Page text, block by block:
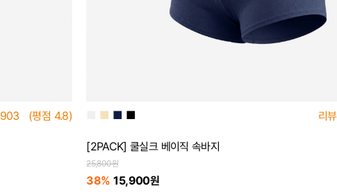
903 (평점 4.8) ■ ■ ■ 리뷰
[2PACK] 쿨실크 베이직 속바지
25,800원
38% 15,900원